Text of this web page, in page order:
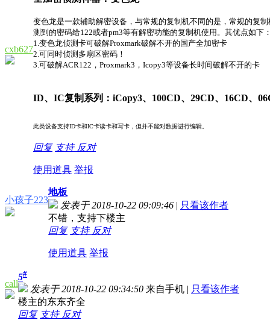
cxb627
变色龙是一款辅助解密设备，与常规的复制机不同的是，常规的复
测到的密码给122或者pm3等有解密功能的复制机使用。 其优点如下
1.变色龙侦测卡可破解Proxmark破解不开的国产全加密卡
2.可同时侦测多扇区密码！
3.可破解ACR122，Proxmark3，Icopy3等设备长时间破解不开的卡
ID、IC复制系列：iCopy3、100CD、29CD、16CD、
此类设备支持ID卡和IC卡读卡和写卡，但并不能对数据进行编辑。
回复 支持 反对
使用道具 举报
小孩子223
地板
发表于 2018-10-22 09:09:46 | 只看该作者
不错，支持下楼主
回复 支持 反对
使用道具 举报
call
5#
发表于 2018-10-22 09:34:50 来自手机 | 只看该作者
楼主的东东齐全
回复 支持 反对